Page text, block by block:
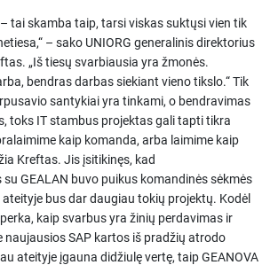
tai skamba taip, tarsi viskas suktųsi vien tik
– sako UNIORG generalinis direktorius
„Iš tiesų svarbiausia yra žmonės.
bendras darbas siekiant vieno tikslo.“ Tik
santykiai yra tinkami, o bendravimas
toks IT stambus projektas gali tapti tikra
kaip komanda, arba laimime kaip
Kreftas. Jis įsitikinęs, kad
GEALAN buvo puikus komandinės sėkmės
bus dar daugiau tokių projektų. Kodėl
kaip svarbus yra žinių perdavimas ir
naujausios SAP kartos iš pradžių atrodo
ateityje įgauna didžiulę vertę, taip GEANOVA